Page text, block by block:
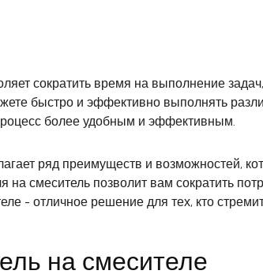
сократить время на выполнение
быстро и эффективно выполнять
более удобным и эффективным.
ряд преимуществ и возможностей,
смеситель позволит вам сократить
- отличное решение для тех, кто
на смесителе